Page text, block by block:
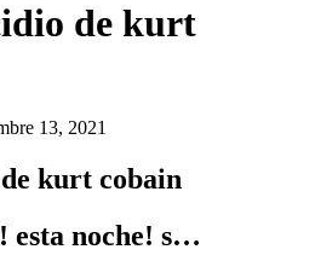
de kurt
13, 2021
kurt cobain
esta noche! s…